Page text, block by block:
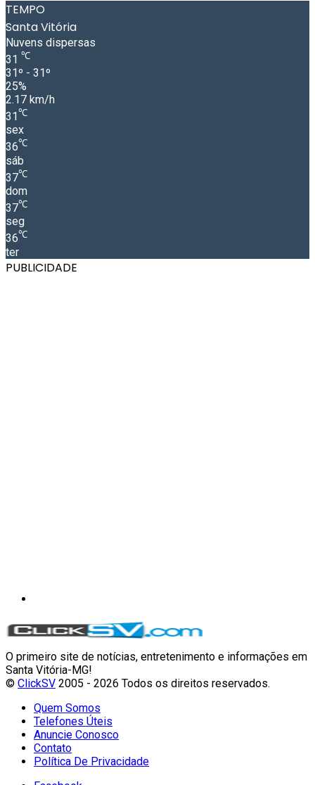
TEMPO
Santa Vitória
Nuvens dispersas
31 ℃
31º - 31º
25%
2.17 km/h
31 ℃
sex
36℃
sáb
37℃
dom
37℃
seg
36℃
ter
PUBLICIDADE
O primeiro site de notícias, entretenimento e informações em
Santa Vitória-MG!
© ClickSV 2005 - 2026 Todos os direitos reservados.
Quem Somos
Telefones Úteis
Anuncie Conosco
Contato
Política De Privacidade